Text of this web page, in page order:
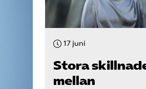
Aktiviteter
17 juni
Stora
mellan